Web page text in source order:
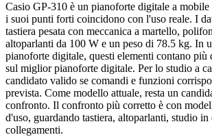
Casio GP-310 è un pianoforte digitale a mobile
i suoi punti forti coincidono con l'uso reale. I
tastiera pesata con meccanica a martello,
altoparlanti da 100 W e un peso di 78.5 kg. In
pianoforte digitale, questi elementi contano più
sul miglior pianoforte digitale. Per lo studio a
candidato valido se comandi e funzioni
prevista. Come modello attuale, resta un
confronto. Il confronto più corretto è con
d'uso, guardando tastiera, altoparlanti, studio
collegamenti.